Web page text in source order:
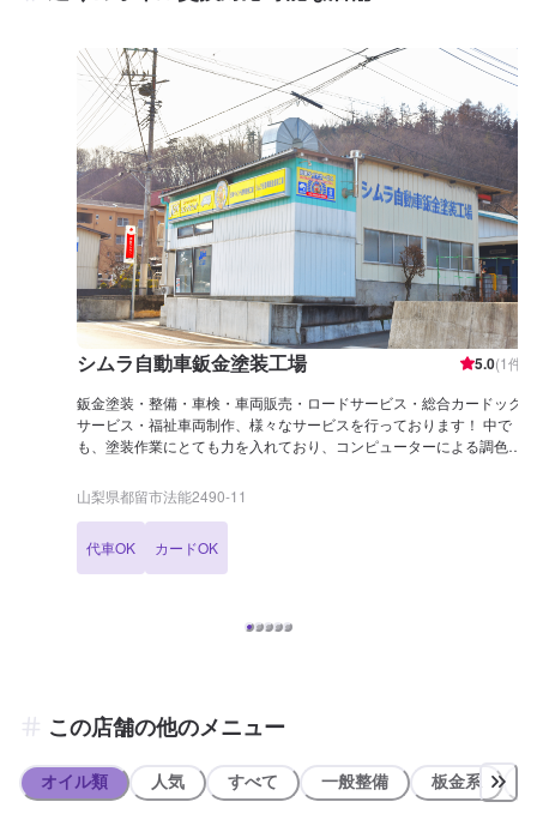
シムラ自動車鈑金塗装工場 5.0(1件)
鈑金塗装・整備・車検・車両販売・ロードサービス・総合カードック
サービス・福祉車両制作、様々なサービスを行っております！ 中で
も、塗装作業にとても力を入れており、コンピューターによる調色や
ます！ そのため塗装技術には特に自信があります！ 電装設備もお任
せください！ 工員の中には電装設備を扱うことを趣味にしている者も
設置や配線回し等々、なんでもお任せください！ 車のことで困ったと
きは是非、シムラ自動車鈑金塗装工場にお気軽にご連絡ください！
山梨県都留市法能2490-11
代車OK カードOK
この店舗の他のメニュー
オイル類 人気 すべて 一般整備 板金系